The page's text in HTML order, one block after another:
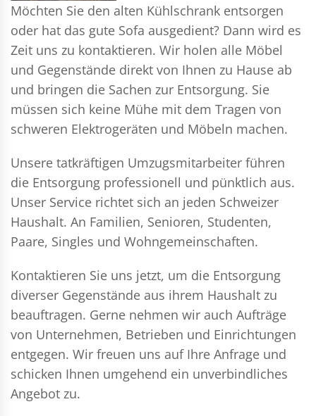
Möchten Sie den alten Kühlschrank entsorgen
oder hat das gute Sofa ausgedient? Dann wird es
Zeit uns zu kontaktieren. Wir holen alle Möbel
und Gegenstände direkt von Ihnen zu Hause ab
und bringen die Sachen zur Entsorgung. Sie
müssen sich keine Mühe mit dem Tragen von
schweren Elektrogeräten und Möbeln machen.
Unsere tatkräftigen Umzugsmitarbeiter führen
die Entsorgung professionell und pünktlich aus.
Unser Service richtet sich an jeden Schweizer
Haushalt. An Familien, Senioren, Studenten,
Paare, Singles und Wohngemeinschaften.
Kontaktieren Sie uns jetzt, um die Entsorgung
diverser Gegenstände aus ihrem Haushalt zu
beauftragen. Gerne nehmen wir auch Aufträge
von Unternehmen, Betrieben und Einrichtungen
entgegen. Wir freuen uns auf Ihre Anfrage und
schicken Ihnen umgehend ein unverbindliches
Angebot zu.